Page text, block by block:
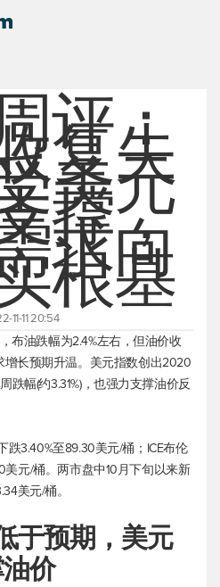
评：
复失
美元
撑，
求向
根基
11-11 20:54
布油跌幅为2.4%左右，但油价收
长预期升温。 美元指数创出2020
跌幅(约3.31%)，也强力支撑油价反
跌3.40%至89.30美元/桶；ICE布伦
美元/桶。两市盘中10月下旬以来新
美元/桶。
于预期， 美元
价